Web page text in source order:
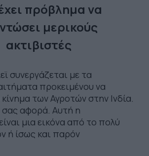
πρόβλημα να
μερικούς
ακτιβιστές
συνεργάζεται με τα
προκειμένου να
των Αγροτών στην Ινδία.
σας αφορά. Αυτή η
μια εικόνα από το πολύ
ή ίσως και παρόν